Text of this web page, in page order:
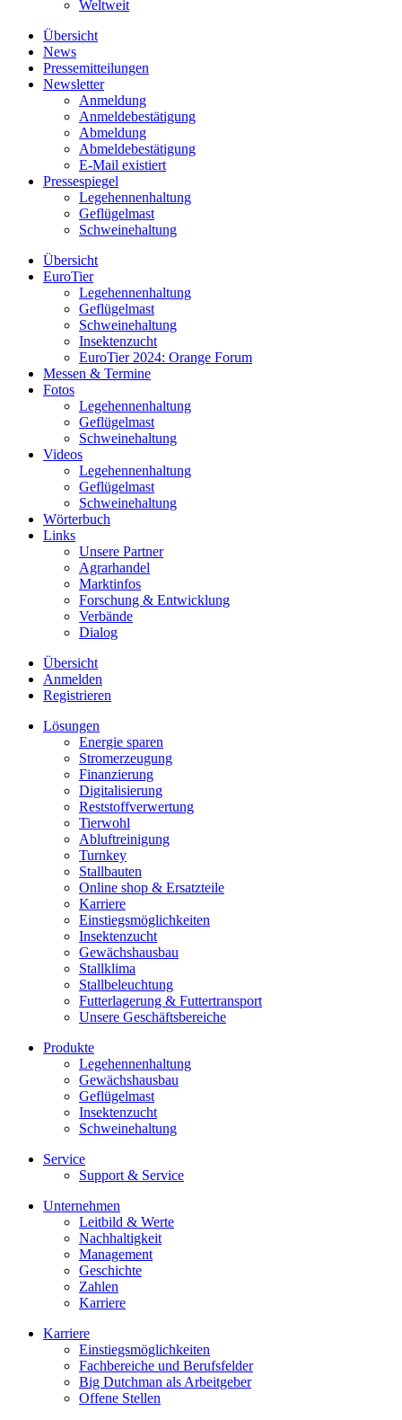
Weltweit
Übersicht
News
Pressemitteilungen
Newsletter
Anmeldung
Anmeldebestätigung
Abmeldung
Abmeldebestätigung
E-Mail existiert
Pressespiegel
Legehennenhaltung
Geflügelmast
Schweinehaltung
Übersicht
EuroTier
Legehennenhaltung
Geflügelmast
Schweinehaltung
Insektenzucht
EuroTier 2024: Orange Forum
Messen & Termine
Fotos
Legehennenhaltung
Geflügelmast
Schweinehaltung
Videos
Legehennenhaltung
Geflügelmast
Schweinehaltung
Wörterbuch
Links
Unsere Partner
Agrarhandel
Marktinfos
Forschung & Entwicklung
Verbände
Dialog
Übersicht
Anmelden
Registrieren
Lösungen
Energie sparen
Stromerzeugung
Finanzierung
Digitalisierung
Reststoffverwertung
Tierwohl
Abluftreinigung
Turnkey
Stallbauten
Online shop & Ersatzteile
Karriere
Einstiegsmöglichkeiten
Insektenzucht
Gewächshausbau
Stallklima
Stallbeleuchtung
Futterlagerung & Futtertransport
Unsere Geschäftsbereiche
Produkte
Legehennenhaltung
Gewächshausbau
Geflügelmast
Insektenzucht
Schweinehaltung
Service
Support & Service
Unternehmen
Leitbild & Werte
Nachhaltigkeit
Management
Geschichte
Zahlen
Karriere
Karriere
Einstiegsmöglichkeiten
Fachbereiche und Berufsfelder
Big Dutchman als Arbeitgeber
Offene Stellen